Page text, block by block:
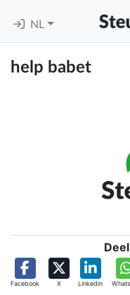
NL
help babet
Facebook X Linkedin